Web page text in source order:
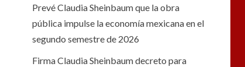
Prevé Claudia Sheinbaum que la obra
pública impulse la economía mexicana en el
segundo semestre de 2026
Firma Claudia Sheinbaum decreto para